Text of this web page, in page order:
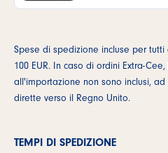
Spese di spedizione incluse per
100 EUR. In caso di ordini Extra-
all'importazione non sono inclusi,
dirette verso il Regno Unito.
TEMPI DI SPEDIZIONE